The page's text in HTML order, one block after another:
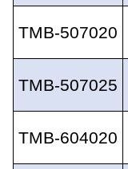
TMB-507020
TMB-507025
TMB-604020